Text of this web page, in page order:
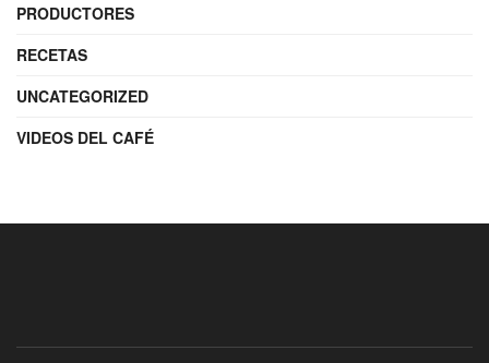
PRODUCTORES
RECETAS
UNCATEGORIZED
VIDEOS DEL CAFÉ